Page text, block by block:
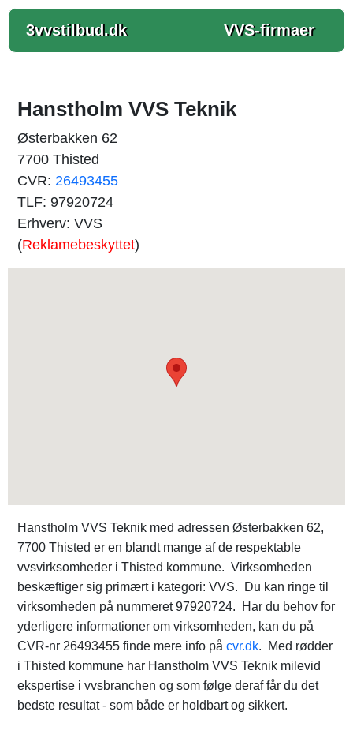
3vvstilbud.dk VVS-firmaer
Hanstholm VVS Teknik
Østerbakken 62
7700 Thisted
CVR: 26493455
TLF: 97920724
Erhverv: VVS
(Reklamebeskyttet)
Hanstholm VVS Teknik med adressen Østerbakken 62,
7700 Thisted er en blandt mange af de respektable
vvsvirksomheder i Thisted kommune. Virksomheden
beskæftiger sig primært i kategori: VVS. Du kan ringe til
virksomheden på nummeret 97920724. Har du behov for
yderligere informationer om virksomheden, kan du på
CVR-nr 26493455 finde mere info på cvr.dk. Med rødder
i Thisted kommune har Hanstholm VVS Teknik milevid
ekspertise i vvsbranchen og som følge deraf får du det
bedste resultat - som både er holdbart og sikkert.